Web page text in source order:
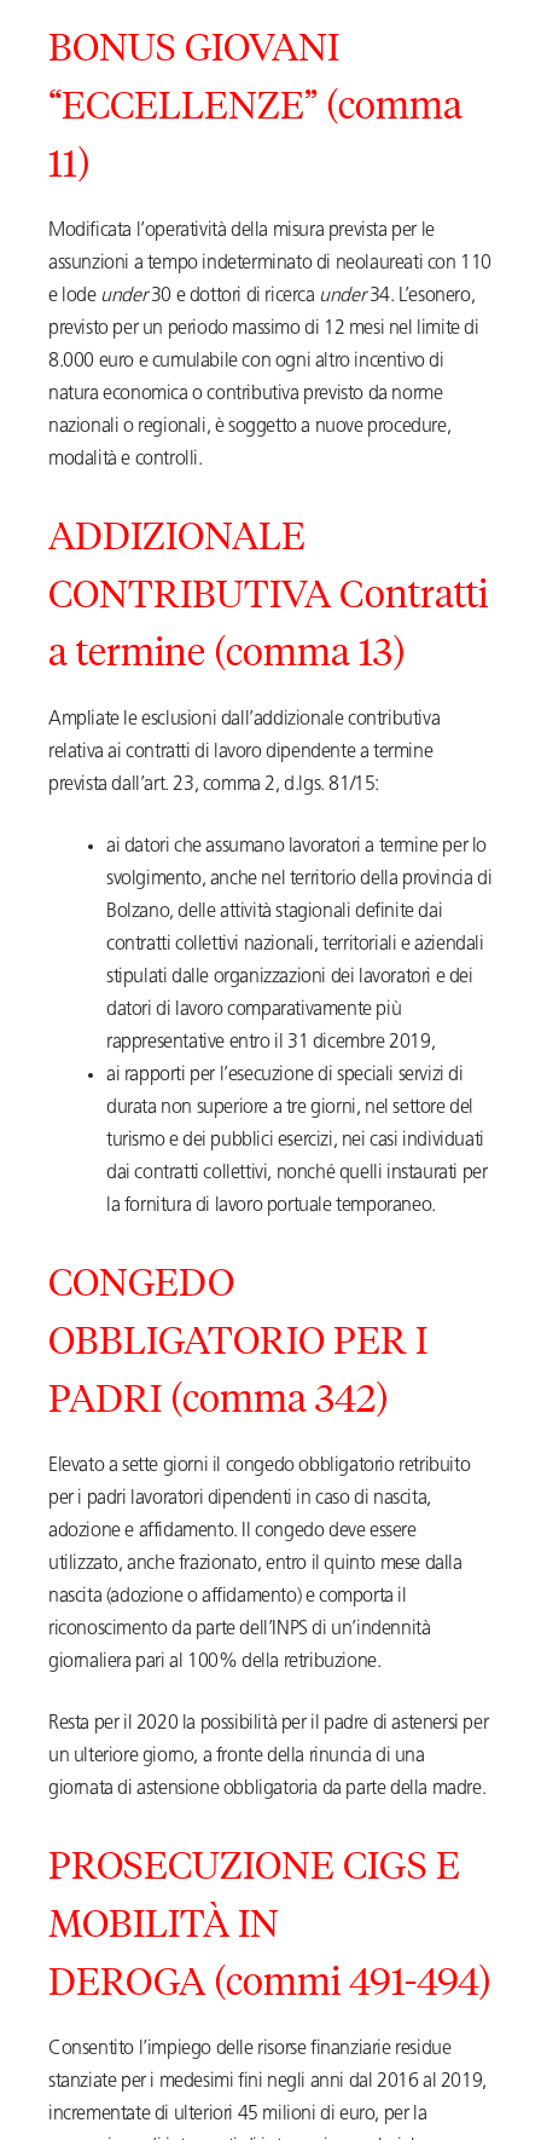
BONUS GIOVANI
“ECCELLENZE” (comma
11)
Modificata l’operatività della misura prevista per le
assunzioni a tempo indeterminato di neolaureati con 110
e lode under30 e dottori di ricerca under34. L’esonero,
previsto per un periodo massimo di 12 mesi nel limite di
8.000 euro e cumulabile con ogni altro incentivo di
natura economica o contributiva previsto da norme
nazionali o regionali, è soggetto a nuove procedure,
modalità e controlli.
ADDIZIONALE
CONTRIBUTIVA Contratti
a termine (comma 13)
Ampliate le esclusioni dall’addizionale contributiva
relativa ai contratti di lavoro dipendente a termine
prevista dall’art. 23, comma 2, d.lgs. 81/15:
ai datori che assumano lavoratori a termine per lo
svolgimento, anche nel territorio della provincia di
Bolzano, delle attività stagionali definite dai
contratti collettivi nazionali, territoriali e aziendali
stipulati dalle organizzazioni dei lavoratori e dei
datori di lavoro comparativamente più
rappresentative entro il 31 dicembre 2019,
ai rapporti per l’esecuzione di speciali servizi di
durata non superiore a tre giorni, nel settore del
turismo e dei pubblici esercizi, nei casi individuati
dai contratti collettivi, nonché quelli instaurati per
la fornitura di lavoro portuale temporaneo.
CONGEDO
OBBLIGATORIO PER I
PADRI (comma 342)
Elevato a sette giorni il congedo obbligatorio retribuito
per i padri lavoratori dipendenti in caso di nascita,
adozione e affidamento. Il congedo deve essere
utilizzato, anche frazionato, entro il quinto mese dalla
nascita (adozione o affidamento) e comporta il
riconoscimento da parte dell’INPS di un’indennità
giornaliera pari al 100% della retribuzione.
Resta per il 2020 la possibilità per il padre di astenersi per
un ulteriore giorno, a fronte della rinuncia di una
giornata di astensione obbligatoria da parte della madre.
PROSECUZIONE CIGS E
MOBILITÀ IN
DEROGA (commi 491-494)
Consentito l’impiego delle risorse finanziarie residue
stanziate per i medesimi fini negli anni dal 2016 al 2019,
incrementate di ulteriori 45 milioni di euro, per la